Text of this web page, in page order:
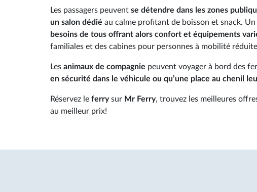
Les passagers peuvent se détendre dans les zones
un salon dédié au calme profitant de boisson et snack. Un
besoins de tous offrant alors confort et équipements
familiales et des cabines pour personnes à mobilité
Les animaux de compagnie peuvent voyager à bord des
en sécurité dans le véhicule ou qu’une place au chenil
Réservez le ferrysur Mr Ferry, trouvez les meilleures
au meilleur prix!